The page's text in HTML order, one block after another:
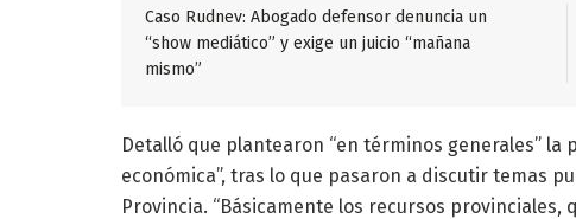
Caso Rudnev: Abogado defensor denuncia un
“show mediático” y exige un juicio “mañana
mismo”
Detalló que plantearon “en términos generales” la
económica”, tras lo que pasaron a discutir temas
Provincia. “Básicamente los recursos provinciales,